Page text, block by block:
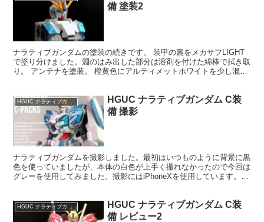
備 塗装2
ナラティブガンダムの塗装の続きです。 装甲の裏をメカサフLIGHT
で塗り分けました。淵のはみ出した部分は溶剤を付けた綿棒で拭き取
り。 アンテナを塗装。 橙黄色にアルティメットホワイトを少し混ぜ
HGUC ナラティブガンダム
HGUC ナラティブガンダム C装
備 撮影
ナラティブガンダムを撮影しました。最初はいつものように背景に黒
色を使っていましたが、本体の白色が上手く撮れなかったので今回は
グレーを使用してみました。撮影にはiPhoneXを使用しています。
HGUC ナラティブガンダム
HGUC ナラティブガンダム C装
備 レビュー2